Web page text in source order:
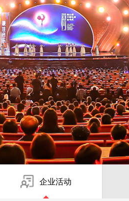
企业活动